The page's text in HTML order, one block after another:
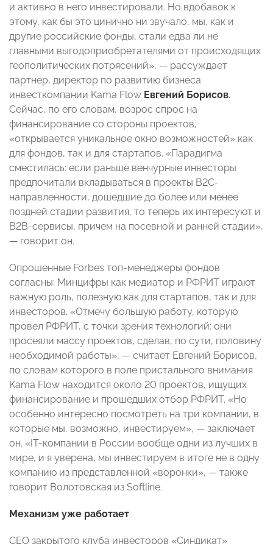
и активно в него инвестировали. Но вдобавок к
этому, как бы это цинично ни звучало, мы, как и
другие российские фонды, стали едва ли не
главными выгодоприобретателями от происходящих
геополитических потрясений», — рассуждает
партнер, директор по развитию бизнеса
инвесткомпании Kama Flow Евгений Борисов.
Сейчас, по его словам, возрос спрос на
финансирование со стороны проектов,
«открывается уникальное окно возможностей» как
для фондов, так и для стартапов. «Парадигма
сместилась: если раньше венчурные инвесторы
предпочитали вкладываться в проекты В2С-
направленности, дошедшие до более или менее
поздней стадии развития, то теперь их интересуют и
B2B-сервисы, причем на посевной и ранней стадии»,
— говорит он.
Опрошенные Forbes топ-менеджеры фондов
согласны: Минцифры как медиатор и РФРИТ играют
важную роль, полезную как для стартапов, так и для
инвесторов. «Отмечу большую работу, которую
провел РФРИТ, с точки зрения технологий: они
просеяли массу проектов, сделав, по сути, половину
необходимой работы», — считает Евгений Борисов,
по словам которого в поле пристального внимания
Kama Flow находится около 20 проектов, ищущих
финансирование и прошедших отбор РФРИТ. «Но
особенно интересно посмотреть на три компании, в
которые мы, возможно, инвестируем», — заключает
он. «IT-компании в России вообще одни из лучших в
мире, и я уверена, мы инвестируем в итоге не в одну
компанию из представленной «воронки», — также
говорит Волотовская из Softline.
Механизм уже работает
СЕО закрытого клуба инвесторов «Синдикат»